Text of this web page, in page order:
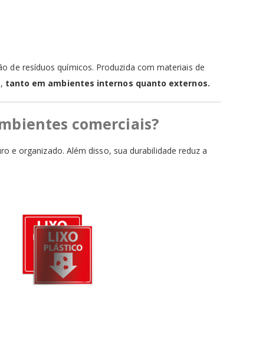
de resíduos químicos. Produzida com materiais de
tanto em ambientes internos quanto externos.
comerciais?
e organizado. Além disso, sua durabilidade reduz a